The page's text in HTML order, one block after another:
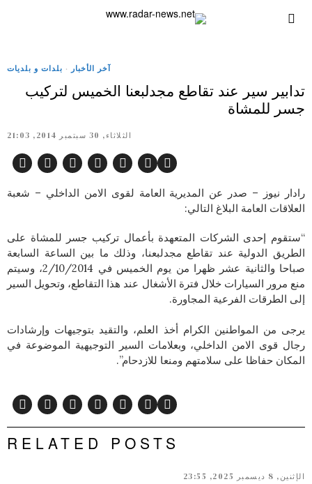
آخر الأخبار · بلدات و بلديات
تدابير سير عند تقاطع مجدلبعنا الخميس لتركيب
جسر للمشاة
الثلاثاء, 30 سبتمبر 2014, 21:03
رادار نيوز – صدر عن المديرية العامة لقوى الامن الداخلي – شعبة
العلاقات العامة البلاغ التالي:
“ستقوم إحدى الشركات المتعهدة بأعمال تركيب جسر للمشاة على
الطريق الدولية عند تقاطع مجدلبعنا، وذلك ما بين الساعة السابعة
صباحا والثانية عشر ظهرا من يوم الخميس في 2/10/2014، وسيتم
منع مرور السيارات خلال فترة الأشغال عند هذا التقاطع، وتحويل السير
إلى الطرقات الفرعية المجاورة.
يرجى من المواطنين الكرام أخذ العلم، والتقيد بتوجيهات وإرشادات
رجال قوى الامن الداخلي، وبعلامات السير التوجيهية الموضوعة في
المكان حفاظا على سلامتهم ومنعا للازدحام”.
RELATED POSTS
الإثنين, 8 ديسمبر 2025, 23:55